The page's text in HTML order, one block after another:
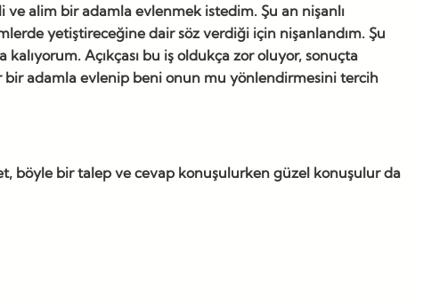
alim bir adamla evlenmek istedim. Şu an nişanlı
yetiştireceğine dair söz verdiği için nişanlandım. Şu
Açıkçası bu iş oldukça zor oluyor, sonuçta
bir adamla evlenip beni onun mu yönlendirmesini tercih
böyle bir talep ve cevap konuşulurken güzel konuşulur da